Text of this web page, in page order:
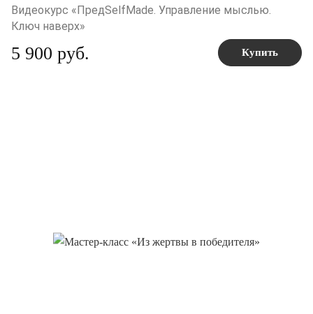
Видеокурс «ПредSelfMade. Управление мыслью.
Ключ наверх»
5 900 руб. Купить